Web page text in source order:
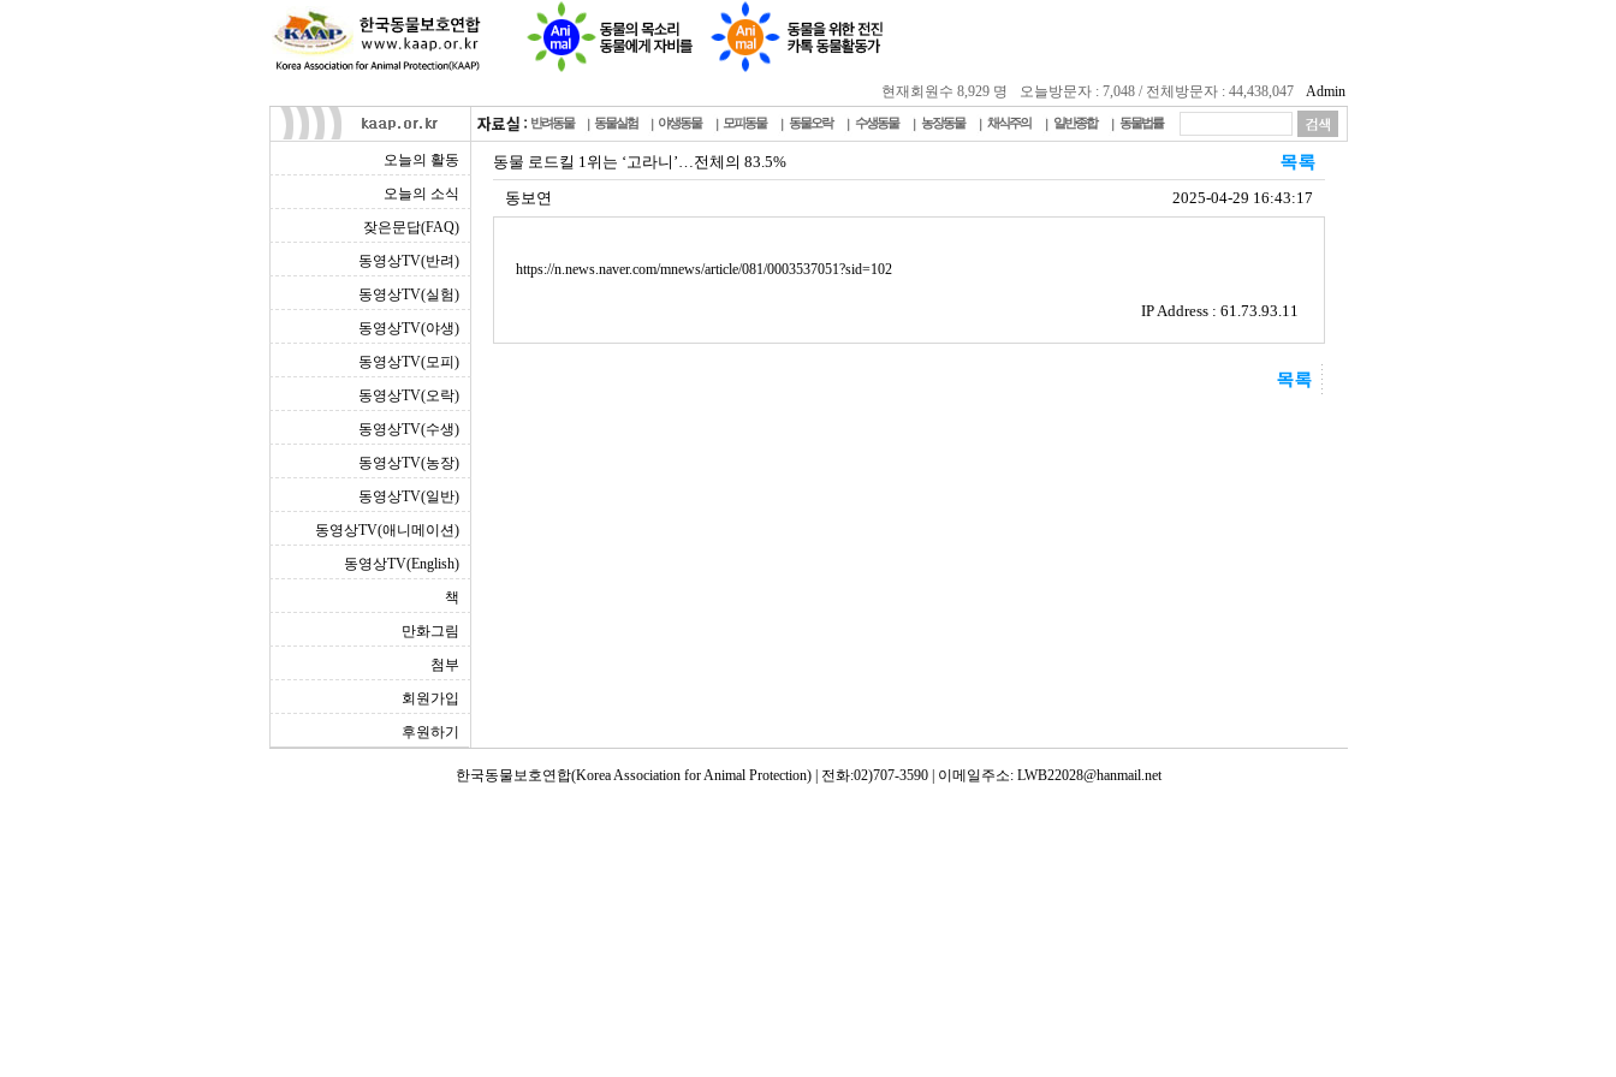
현재회원수 8,929 명 오늘방문자 : 7,048 / 전체방문자 : 44,438,047 Admin
반려동물 동물실험 야생동물 모피동물 동물오락 수생동물 농장동물 채식주의 일반종합 동물법률
오늘의 활동
오늘의 소식
잦은문답(FAQ)
동영상TV(반려)
동영상TV(실험)
동영상TV(야생)
동영상TV(모피)
동영상TV(오락)
동영상TV(수생)
동영상TV(농장)
동영상TV(일반)
동영상TV(애니메이션)
동영상TV(English)
책
만화그림
첨부
회원가입
후원하기
동물 로드킬 1위는 ‘고라니’…전체의 83.5%
동보연
2025-04-29 16:43:17
https://n.news.naver.com/mnews/article/081/0003537051?sid=102
IP Address : 61.73.93.11
한국동물보호연합(Korea Association for Animal Protection) | 전화:02)707-3590 | 이메일주소: LWB22028@hanmail.net